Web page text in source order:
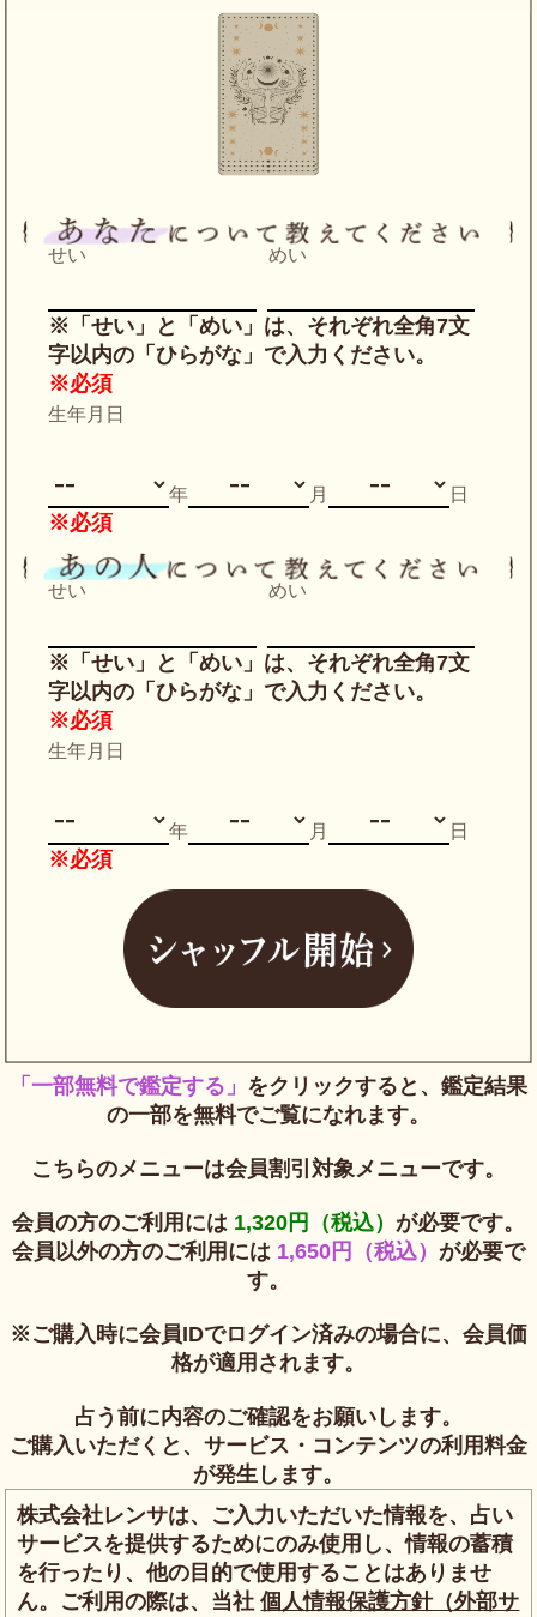
せい めい
※「せい」と「めい」は、それぞれ全角7文
字以内の「ひらがな」で入力ください。
※必須
生年月日
年 月 日
※必須
せい めい
※「せい」と「めい」は、それぞれ全角7文
字以内の「ひらがな」で入力ください。
※必須
生年月日
年 月 日
※必須
「一部無料で鑑定する」 をクリックすると、鑑定結果
の一部を無料でご覧になれます。
こちらのメニューは会員割引対象メニューです。
会員の方のご利用には 1,320円（税込） が必要です。
会員以外の方のご利用には 1,650円（税込） が必要で
す。
※ご購入時に会員IDでログイン済みの場合に、会員価
格が適用されます。
占う前に内容のご確認をお願いします。
ご購入いただくと、サービス・コンテンツの利用料金
が発生します。
株式会社レンサは、ご入力いただいた情報を、占い
サービスを提供するためにのみ使用し、情報の蓄積
を行ったり、他の目的で使用することはありませ
ん。ご利用の際は、当社個人情報保護方針（外部サ